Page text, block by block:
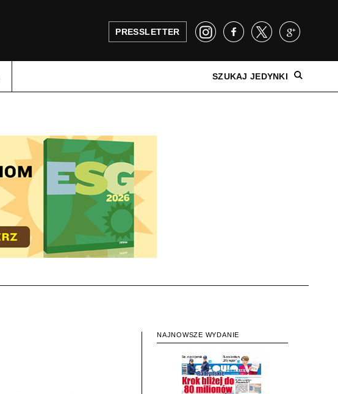
PRESSLETTER
SZUKAJ JEDYNKI
NAJNOWSZE WYDANIE